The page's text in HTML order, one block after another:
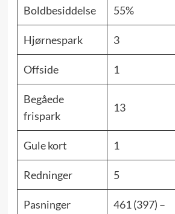
Boldbesiddelse 55%
Hjørnespark 3
Offside 1
Begåede
frispark
13
Gule kort 1
Redninger 5
Pasninger
461 (397) –